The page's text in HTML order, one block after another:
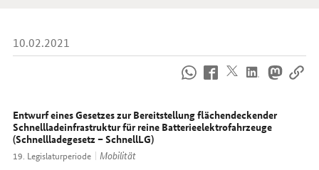
10.02.2021
uns
im
Internet
Entwurf eines Gesetzes zur Bereitstellung flächendeckender
Schnellladeinfrastruktur für reine Batterieelektrofahrzeuge
(Schnellladegesetz – SchnellLG)
19. Legislaturperiode
Mobilität